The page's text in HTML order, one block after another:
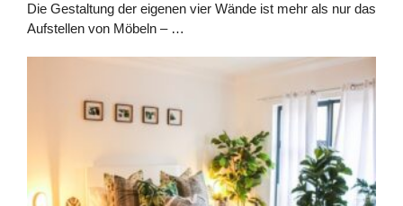
Die Gestaltung der eigenen vier Wände ist mehr als nur das
Aufstellen von Möbeln – …